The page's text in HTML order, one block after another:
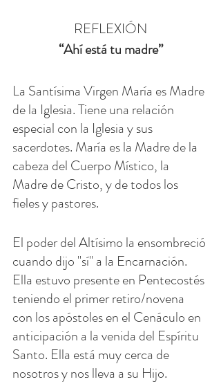
REFLEXIÓN
“Ahí está tu madre”
La Santísima Virgen María es Madre
de la Iglesia. Tiene una relación
especial con la Iglesia y sus
sacerdotes. María es la Madre de la
cabeza del Cuerpo Místico, la
Madre de Cristo, y de todos los
fieles y pastores.
El poder del Altísimo la ensombreció
cuando dijo "sí" a la Encarnación.
Ella estuvo presente en Pentecostés
teniendo el primer retiro/novena
con los apóstoles en el Cenáculo en
anticipación a la venida del Espíritu
Santo. Ella está muy cerca de
nosotros y nos lleva a su Hijo.